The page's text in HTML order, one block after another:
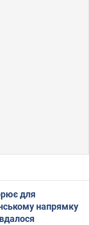
для
напрямку